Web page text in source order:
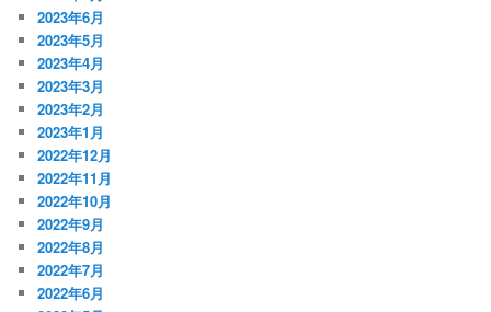
2023年6月
2023年5月
2023年4月
2023年3月
2023年2月
2023年1月
2022年12月
2022年11月
2022年10月
2022年9月
2022年8月
2022年7月
2022年6月